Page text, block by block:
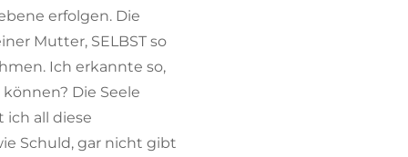
erfolgen. Die
Mutter, SELBST so
Ich erkannte so,
Die Seele
all diese
Schuld, gar nicht gibt